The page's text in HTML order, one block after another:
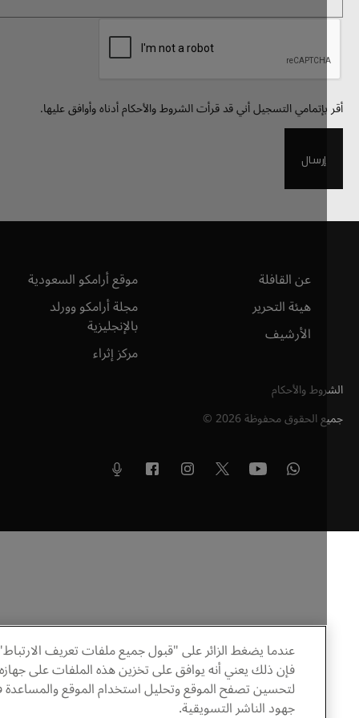
التسجيل أني قد قرأت الشروط والأحكام أدناه وأوافق عليها.
عن القافلة
هيئة التحرير
الأرشيف
موقع أرامكو السعودية
مجلة أرامكو وورلد
بالإنجليزية
مركز إثراء
والأحكام
الحقوق محفوظة2026
©
عندما يضغط الزائر على "قبول جميع ملفات تعريف الارتباط"
فإن ذلك يعني أنه يوافق على تخزين هذه الملفات على جهازه
لتحسين تصفح الموقع وتحليل استخدام الموقع والمساعدة في
جهود الناشر التسويقية.